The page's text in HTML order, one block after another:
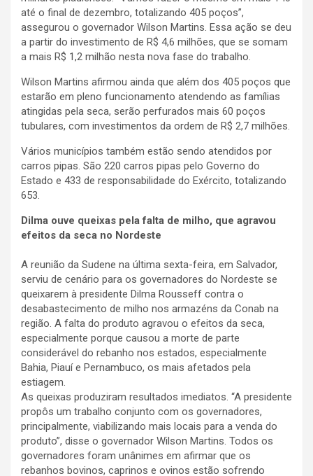
até o final de dezembro, totalizando 405 poços”,
assegurou o governador Wilson Martins. Essa ação se deu
a partir do investimento de R$ 4,6 milhões, que se somam
a mais R$ 1,2 milhão nesta nova fase do trabalho.
Wilson Martins afirmou ainda que além dos 405 poços que
estarão em pleno funcionamento atendendo as famílias
atingidas pela seca, serão perfurados mais 60 poços
tubulares, com investimentos da ordem de R$ 2,7 milhões.
Vários municípios também estão sendo atendidos por
carros pipas. São 220 carros pipas pelo Governo do
Estado e 433 de responsabilidade do Exército, totalizando
653.
Dilma ouve queixas pela falta de milho, que agravou
efeitos da seca no Nordeste
A reunião da Sudene na última sexta-feira, em Salvador,
serviu de cenário para os governadores do Nordeste se
queixarem à presidente Dilma Rousseff contra o
desabastecimento de milho nos armazéns da Conab na
região. A falta do produto agravou o efeitos da seca,
especialmente porque causou a morte de parte
considerável do rebanho nos estados, especialmente
Bahia, Piauí e Pernambuco, os mais afetados pela
estiagem.
As queixas produziram resultados imediatos. “A presidente
propôs um trabalho conjunto com os governadores,
principalmente, viabilizando mais locais para a venda do
produto”, disse o governador Wilson Martins. Todos os
governadores foram unânimes em afirmar que os
rebanhos bovinos, caprinos e ovinos estão sofrendo